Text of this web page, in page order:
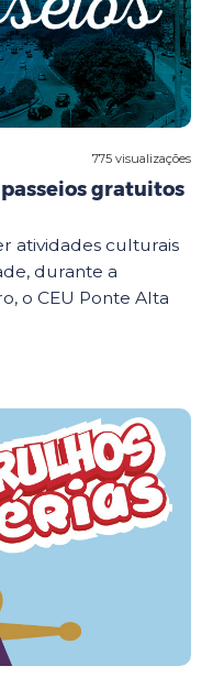
775 visualizações
gratuitos
atividades culturais
durante a
o CEU Ponte Alta